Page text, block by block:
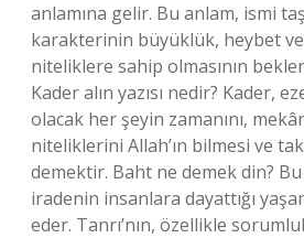
anlamına gelir. Bu anlam, ismi
karakterinin büyüklük, heybet
niteliklere sahip olmasının
Kader alın yazısı nedir? Kader,
olacak her şeyin zamanını,
niteliklerini Allah’ın bilmesi ve
demektir. Baht ne demek din?
iradenin insanlara dayattığı
eder. Tanrı’nın, özellikle